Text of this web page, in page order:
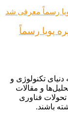
جزیره پویا رسماً
دنیای تکنولوژی و
و مقالات
فناوری
باشند.